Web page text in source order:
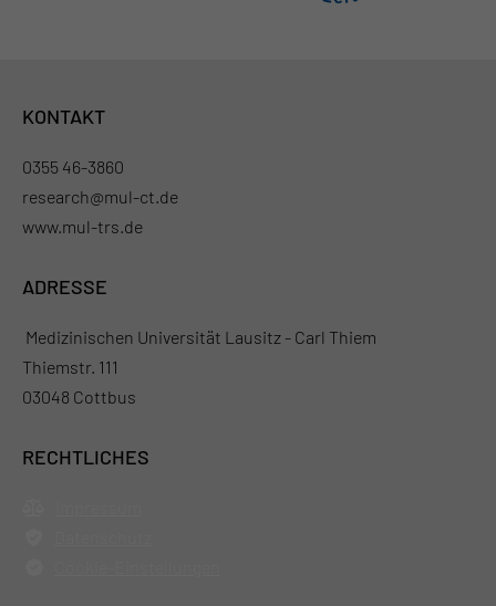
KONTAKT
0355 46-3860
research@mul-ct.de
www.mul-trs.de
ADRESSE
Medizinischen Universität Lausitz - Carl Thiem
Thiemstr. 111
03048 Cottbus
RECHTLICHES